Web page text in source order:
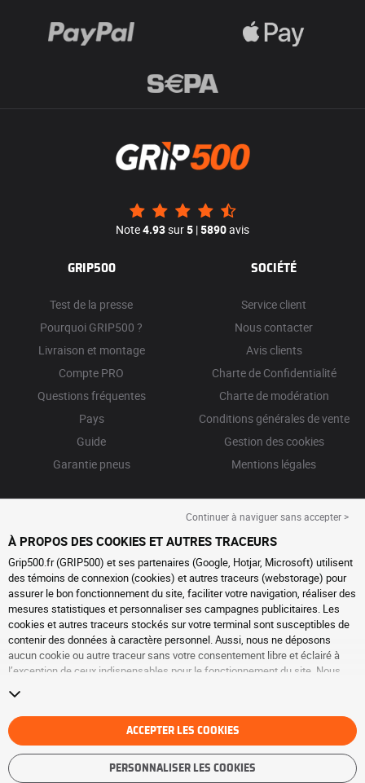
Note4.93sur5 |5890avis
GRIP500
Test de la presse
Pourquoi GRIP500 ?
Livraison et montage
Compte PRO
Questions fréquentes
Pays
Guide
Garantie pneus
SOCIÉTÉ
Service client
Nous contacter
Avis clients
Charte de Confidentialité
Charte de modération
Conditions générales de vente
Gestion des cookies
Mentions légales
Continuer à naviguer sans accepter >
À PROPOS DES COOKIES ET AUTRES TRACEURS
Grip500.fr (GRIP500) et ses partenaires (Google, Hotjar, Microsoft) utilisent
des témoins de connexion (cookies) et autres traceurs (webstorage) pour
assurer le bon fonctionnement du site, faciliter votre navigation, réaliser des
mesures statistiques et personnaliser ses campagnes publicitaires. Les
cookies et autres traceurs stockés sur votre terminal sont susceptibles de
contenir des données à caractère personnel. Aussi, nous ne déposons
aucun cookie ou autre traceur sans votre consentement libre et éclairé à
l’exception de ceux indispensables pour le fonctionnement du site. Nous
consentement à tout moment en vous rendant sur la
traceurs. Vous pouvez choisir de continuer à naviguer sans accepter le
dépôt de cookies ou autres traceurs. Le refus ne fait pas obstacle à l’accès
aux services GRIP500. Pour plus d’informations, nous vous invitons à
consulter
la page cookies et autres traceurs
ACCEPTER LES COOKIES
PERSONNALISER LES COOKIES